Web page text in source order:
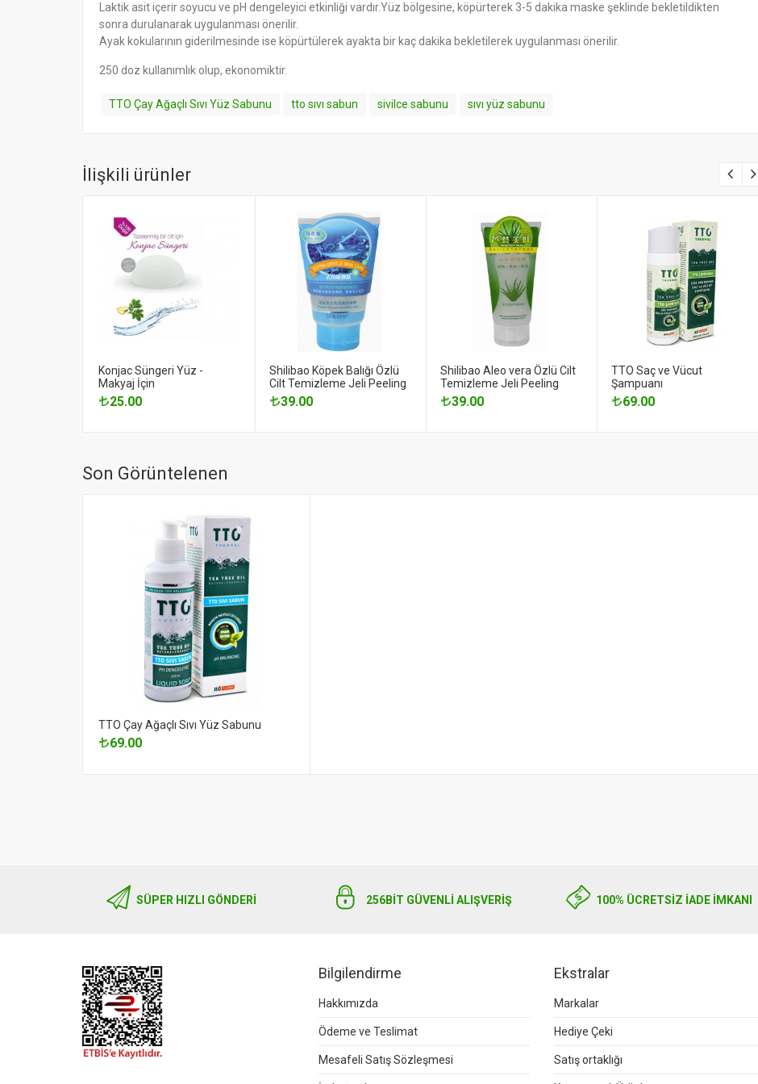
Laktik asit içerir soyucu ve pH dengeleyici etkinliği vardır.Yüz bölgesine, köpürterek 3-5 dakika maske şeklinde bekletildikten
sonra durulanarak uygulanması önerilir.
Ayak kokularının giderilmesinde ise köpürtülerek ayakta bir kaç dakika bekletilerek uygulanması önerilir.
250 doz kullanımlık olup, ekonomiktir.
TTO Çay Ağaçlı Sıvı Yüz Sabunu tto sıvı sabun sivilce sabunu sıvı yüz sabunu
İlişkili ürünler
Konjac Süngeri Yüz -
Makyaj İçin
25.00
Shilibao Köpek Balığı Özlü
Cilt Temizleme Jeli Peeling
39.00
Shilibao Aleo vera Özlü Cilt
Temizleme Jeli Peeling
39.00
TTO Saç ve Vücut
Şampuanı
69.00
Son Görüntelenen
TTO Çay Ağaçlı Sıvı Yüz Sabunu
69.00
SÜPER HIZLI GÖNDERI 256BIT GÜVENLİ ALIŞVERİŞ 100% ÜCRETSİZ İADE İMKANI
Bilgilendirme
Hakkımızda
Ödeme ve Teslimat
Mesafeli Satış Sözleşmesi
Ekstralar
Markalar
Hediye Çeki
Satış ortaklığı